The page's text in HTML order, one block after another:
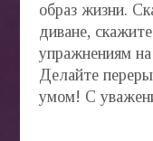
образ жизни.
диване,
упражнениям
Делайте
умом! С